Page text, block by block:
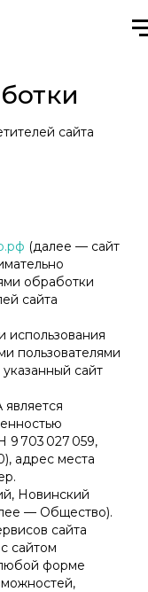
сайта
(далее — сайт
обработки
сайта
использования
пользователями
сайт
703 027 059,
адрес места
Новинский
— Общество).
сайта
сайтом
форме